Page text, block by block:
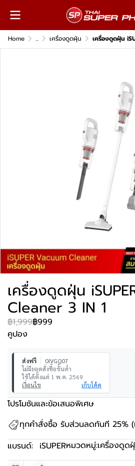
Home ... เครื่องดูดฝุ่น เครื่องดูดฝุ่น
เครื่องดูดฝุ่น
Cleaner 3 IN 1
฿1,999฿999
คูปอง
ส่งฟรี
0IVGQ07
ไม่มียอดสั่งซื้อขั้นต่ำ
ใช้ได้ตั้งแต่ 1 พ.ค. 2569
เงื่อนไข
เก็บโค้ด
โปรโมชันและข้อเสนอพิเศษ
ทุกคำสั่งซื้อ รับส่วนลดทันที 25% (
แบรนด์: iSUPERหมวดหมู่:เครื่องดูด